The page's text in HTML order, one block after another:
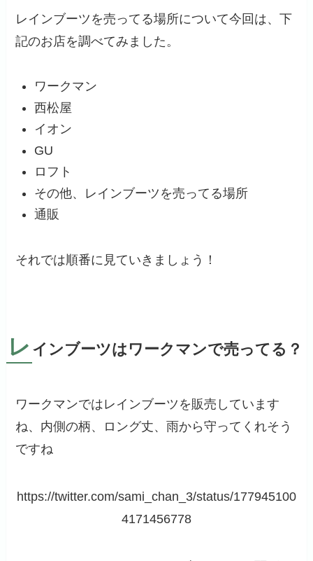
レインブーツを売ってる場所について今回は、下
記のお店を調べてみました。
ワークマン
西松屋
イオン
GU
ロフト
その他、レインブーツを売ってる場所
通販
それでは順番に見ていきましょう！
レ インブーツはワークマンで売ってる？
ワークマンではレインブーツを販売しています
ね、内側の柄、ロング丈、雨から守ってくれそう
ですね
https://twitter.com/sami_chan_3/status/177945100
4171456778